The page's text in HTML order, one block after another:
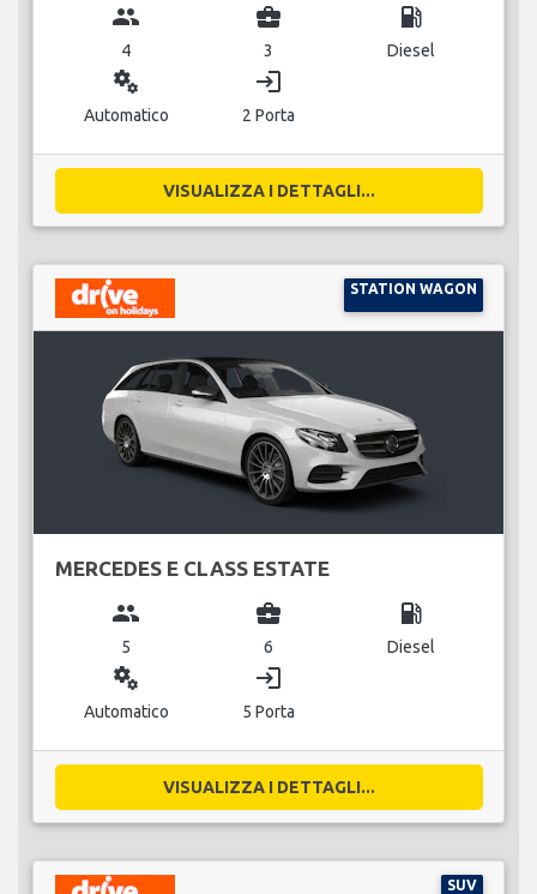
group
4
business_center
3
local_gas_station
Diesel
miscellaneous_services
Automatico
login
2 Porta
VISUALIZZA I DETTAGLI...
STATION WAGON
MERCEDES E CLASS ESTATE
group
5
business_center
6
local_gas_station
Diesel
miscellaneous_services
Automatico
login
5 Porta
VISUALIZZA I DETTAGLI...
SUV